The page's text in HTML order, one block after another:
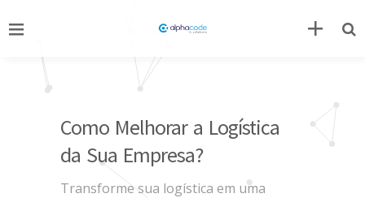
Como Melhorar a Logística
da Sua Empresa?
Transforme sua logística em uma